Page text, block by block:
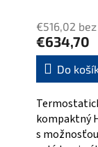
€516,02 bez
€634,70
Do
kompaktný
s